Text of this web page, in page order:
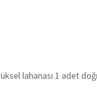
lahanası 1 adet